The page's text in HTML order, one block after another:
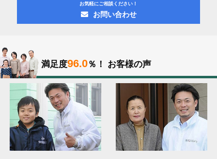
お気軽にご相談ください！
お問い合わせ
満足度96.0％！ お客様の声